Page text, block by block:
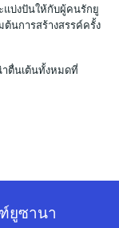
แบ่งปันให้กับผู้คนรักยู
ต้นการสร้างสรรค์ครั้ง
ตื่นเต้นทั้งหมดที่
ยูซานา